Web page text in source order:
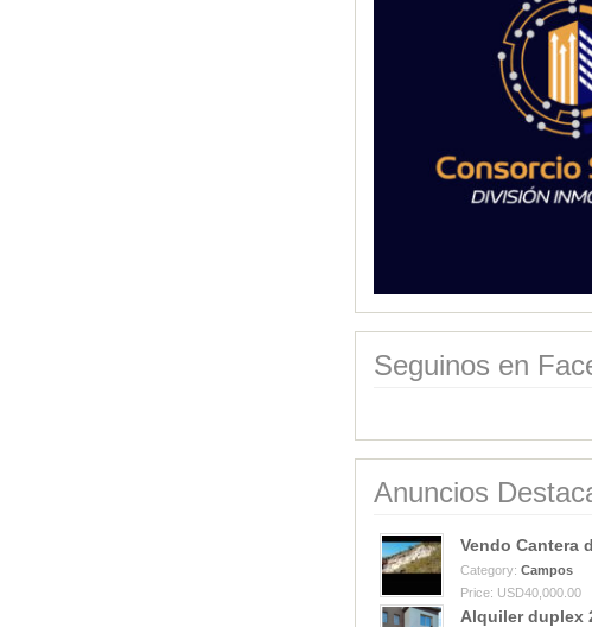
Seguinos en
Anuncios
Vendo Cantera
Category: Campos
Price: USD40,000.00
Alquiler duplex